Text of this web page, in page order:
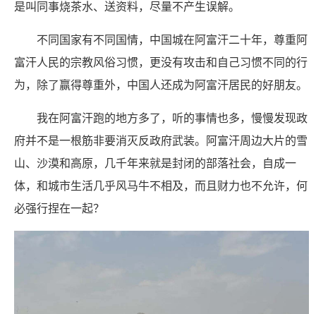
是叫同事烧茶水、送资料，尽量不产生误解。
不同国家有不同国情，中国城在阿富汗二十年，尊重阿
富汗人民的宗教风俗习惯，更没有攻击和自己习惯不同的行
为，除了赢得尊重外，中国人还成为阿富汗居民的好朋友。
我在阿富汗跑的地方多了，听的事情也多，慢慢发现政
府并不是一根筋非要消灭反政府武装。阿富汗周边大片的雪
山、沙漠和高原，几千年来就是封闭的部落社会，自成一
体，和城市生活几乎风马牛不相及，而且财力也不允许，何
必强行捏在一起？